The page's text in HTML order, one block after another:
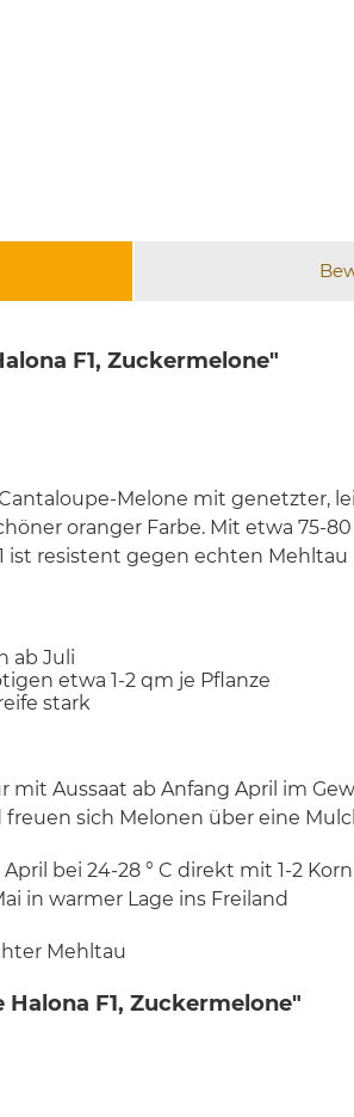
F1, Zuckermelone"
Melone mit genetzter,
oranger Farbe. Mit etwa 75-
resistent gegen echten Mehltau
ab Juli
etwa 1-2 qm je Pflanze
stark
Aussaat ab Anfang April im
sich Melonen über eine
bei 24-28 ° C direkt mit 1-2
in warmer Lage ins Freiland
Mehltau
F1, Zuckermelone"